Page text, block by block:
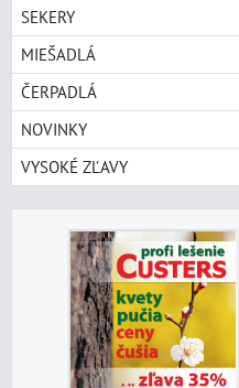
SEKERY
MIEŠADLÁ
ČERPADLÁ
NOVINKY
VYSOKÉ ZĽAVY